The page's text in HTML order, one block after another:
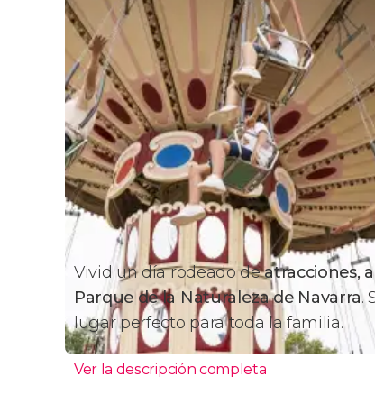
Vivid un día rodeado deatracciones,
Parque de la Naturaleza de Navarra.
lugar perfecto para toda la familia.
Ver la descripción completa